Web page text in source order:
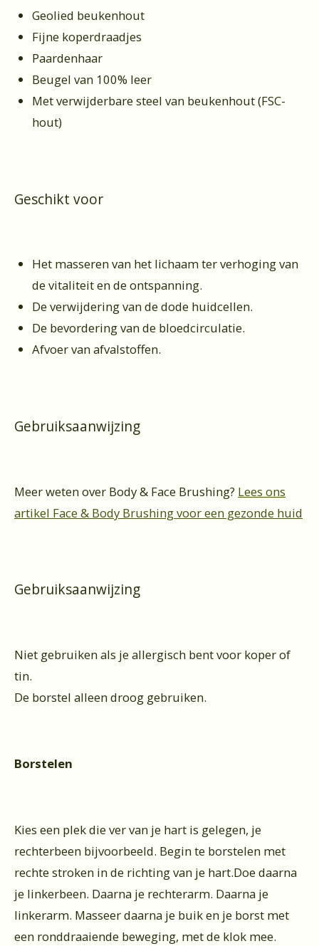
Geolied beukenhout
Fijne koperdraadjes
Paardenhaar
Beugel van 100% leer
Met verwijderbare steel van beukenhout (FSC-
hout)
Geschikt voor
Het masseren van het lichaam ter verhoging van
de vitaliteit en de ontspanning.
De verwijdering van de dode huidcellen.
De bevordering van de bloedcirculatie.
Afvoer van afvalstoffen.
Gebruiksaanwijzing
Meer weten over Body & Face Brushing? Lees ons
artikel Face & Body Brushing voor een gezonde huid
Gebruiksaanwijzing
Niet gebruiken als je allergisch bent voor koper of
tin.
De borstel alleen droog gebruiken.
Borstelen
Kies een plek die ver van je hart is gelegen, je
rechterbeen bijvoorbeeld. Begin te borstelen met
rechte stroken in de richting van je hart.Doe daarna
je linkerbeen. Daarna je rechterarm. Daarna je
linkerarm. Masseer daarna je buik en je borst met
een ronddraaiende beweging, met de klok mee.